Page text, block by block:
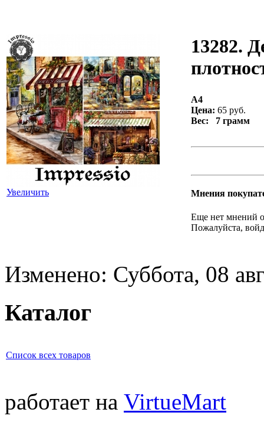
Увеличить
13282.
А4
Цена: 65 руб.
Вес: 7 грамм
Мнения
Еще нет мнений
Пожалуйста,
Изменено: Суббота, 08
Каталог
Список всех товаров
работает на VirtueMart